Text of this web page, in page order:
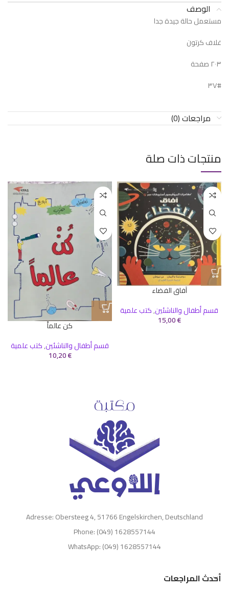
الوصف
مستعمل حالة جيدة جدا
غلاف كرتون
٢٠٣ صفحة
#٣٧
مراجعات (0)
منتجات ذات صلة
آفاق الفضاء
قسم أطفال والناشئين,كتب علمية
15,00€
كن عالماً
قسم أطفال والناشئين,كتب علمية
10,20€
Adresse: Obersteeg 4, 51766 Engelskirchen, Deutschland
Phone: (049) 1628557144
WhatsApp: (049) 1628557144
أحدث المراجعات